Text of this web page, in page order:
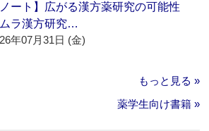
ート】広がる漢方薬研究の可能性
ラ漢方研究…
年07月31日 (金)
もっと見る »
薬学生向け書籍 »